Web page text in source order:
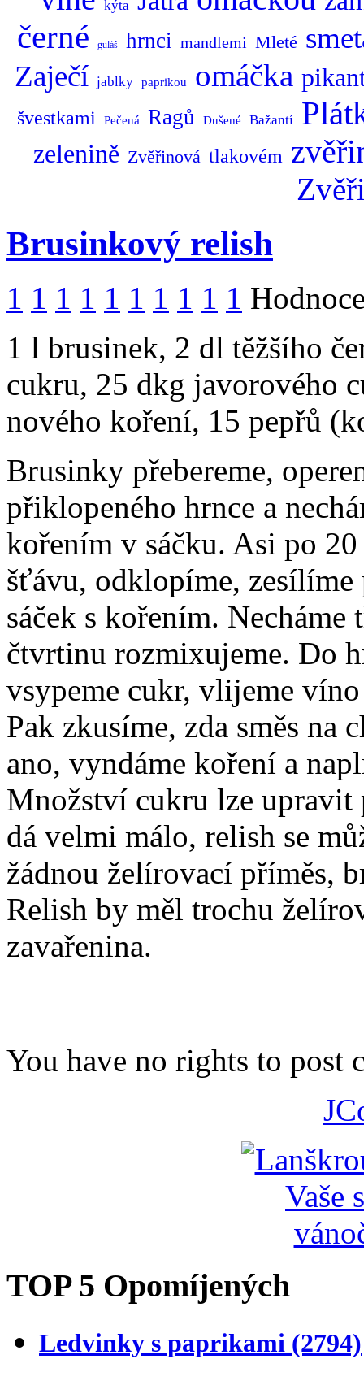
kýta
černé guláš hrnci mandlemi Mleté
Zaječí jablky paprikou omáčka
švestkami Pečená Ragů Dušené Bažantí
zelenině Zvěřinová tlakovém
Brusinkový relish
1 1 1 1 1 1 1 1 1 1
1 l brusinek, 2 dl těžšího
cukru, 25 dkg javorového
nového koření, 15 pepřů
Brusinky přebereme,
přiklopeného hrnce a
kořením v sáčku. Asi po
šťávu, odklopíme, zesílíme
sáček s kořením.
čtvrtinu rozmixujeme. Do
vsypeme cukr, vlijeme
Pak zkusíme, zda směs na
ano, vyndáme koření a
Množství cukru lze upravit
dá velmi málo, relish se
žádnou želírovací příměs,
Relish by měl trochu
zavařenina.
You have no rights to post
TOP 5 Opomíjených
Ledvinky s paprikami (2794)